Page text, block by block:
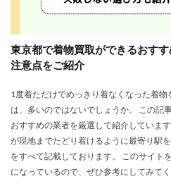
東京都で着物買取ができるおす
注意点をご紹介
1度着ただけでめっきり着なくなった着
は、多いのではないでしょうか。 この記
おすすめの業者を厳選して紹介していま
が現地までたどり着けるように最寄り駅
をすべて記載しております。 このサイト
になっているので、ぜひ参考にしてみて